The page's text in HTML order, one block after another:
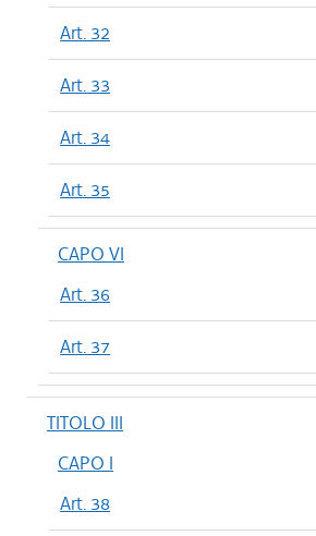
Art. 32
Art. 33
Art. 34
Art. 35
CAPO VI
Art. 36
Art. 37
TITOLO III
CAPO I
Art. 38